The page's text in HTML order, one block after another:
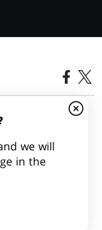
REVU
we will
in the